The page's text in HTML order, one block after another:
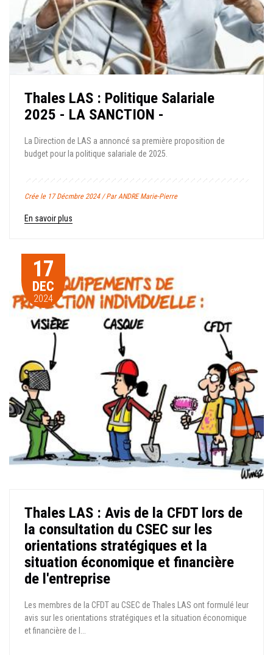
Thales LAS : Politique Salariale
2025 - LA SANCTION -
La Direction de LAS a annoncé sa première proposition de
budget pour la politique salariale de 2025.
Crée le 17 Décmbre 2024 / Par ANDRE Marie-Pierre
En savoir plus
17
DEC
2024
Thales LAS : Avis de la CFDT lors de
la consultation du CSEC sur les
orientations stratégiques et la
situation économique et financière
de l'entreprise
Les membres de la CFDT au CSEC de Thales LAS ont formulé leur
avis sur les orientations stratégiques et la situation économique
et financière de l...